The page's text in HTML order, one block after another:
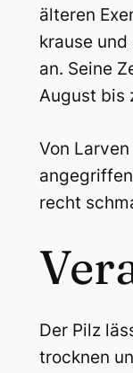
älteren
krause
an. Seine
August bis
Von
recht
Der Pilz
trocknen